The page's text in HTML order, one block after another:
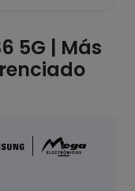
5G | Más